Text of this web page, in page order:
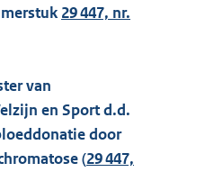
29 447, nr.
van
en Sport d.d.
door
(29 447,